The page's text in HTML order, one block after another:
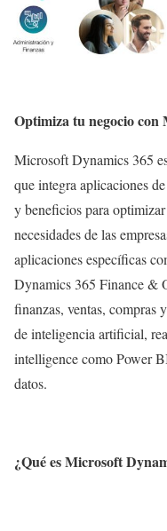
Optimiza tu negocio con
Microsoft Dynamics 365
que integra aplicaciones
y beneficios para
necesidades de las
aplicaciones específicas
Dynamics 365 Finance &
finanzas, ventas, compras
de inteligencia artificial,
intelligence como Power
datos.
¿Qué es Microsoft